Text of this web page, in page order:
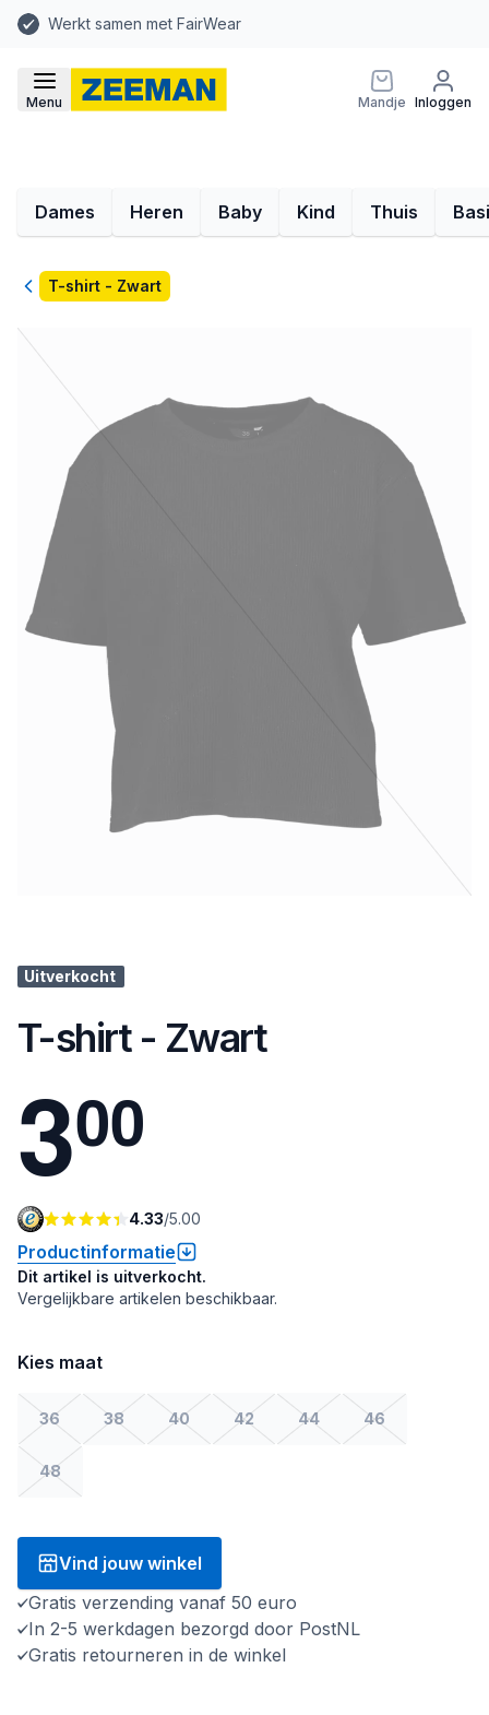
Werkt samen met FairWear
Menu Mandje Inloggen
Dames Heren Baby Kind Thuis
TerugT-shirt - Zwart
Uitverkocht
T-shirt - Zwart
300
4.33/5.00
Productinformatie
Dit artikel is uitverkocht.
Vergelijkbare artikelen beschikbaar.
Kies maat
36 38 40 42 44 46
48
Vind jouw winkel
Gratis verzending vanaf 50 euro
In 2-5 werkdagen bezorgd door PostNL
Gratis retourneren in de winkel